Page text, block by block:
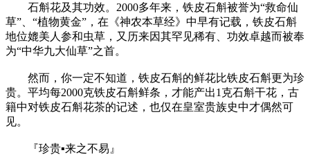
石斛花及其功效。2000多年来，铁皮石斛被誉为“救命仙
草”、“植物黄金”，在《神农本草经》中早有记载，铁皮石斛
地位媲美人参和虫草，又历来因其罕见稀有、功效卓越而被奉
为“中华九大仙草”之首。
然而，你一定不知道，铁皮石斛的鲜花比铁皮石斛更为珍
贵。平均每2000克铁皮石斛鲜条，才能产出1克石斛干花，古
籍中对铁皮石斛花茶的记述，也仅在皇室贵族史中才偶然可
见。
『珍贵▪来之不易』